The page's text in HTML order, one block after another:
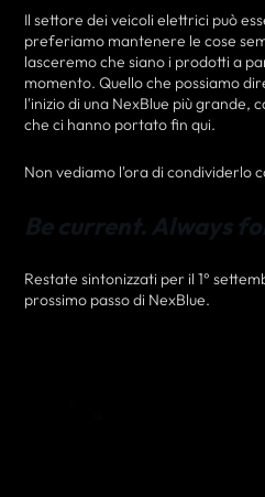
Il settore dei veicoli elettrici può
preferiamo mantenere le cose
lasceremo che siano i prodotti a
momento. Quello che possiamo
l'inizio di una NexBlue più grande,
che ci hanno portato fin qui.
Non vediamo l'ora di condividerlo
Be current. Always
Restate sintonizzati per il 1°
prossimo passo di NexBlue.